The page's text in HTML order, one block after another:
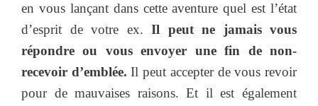
en vous lançant dans cette aventure quel est l’état
d’esprit de votre ex. Il peut ne jamais vous
répondre ou vous envoyer une fin de non-
recevoir d’emblée.Il peut accepter de vous revoir
pour de mauvaises raisons. Et il est également